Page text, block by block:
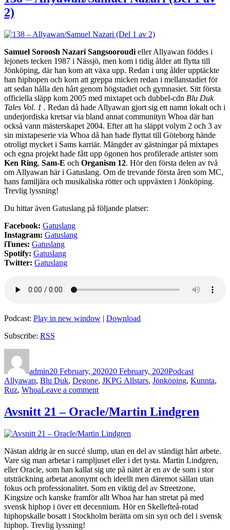
2)
Samuel Soroosh Nazari Sangsooroudi eller Allyawan föddes i
lejonets tecken 1987 i Nässjö, men kom i tidig ålder att flytta till
Jönköping, där han kom att växa upp. Redan i ung ålder upptäckte
han hiphopen och kom att greppa micken redan i mellanstadiet för
att sedan hålla den hårt genom högstadiet och gymnasiet. Sitt första
officiella släpp kom 2005 med mixtapet och dubbel-cdn Blu Duk
Tales Vol. 1 . Redan då hade Allyawan gjort sig ett namn lokalt och i
underjordiska kretsar via bland annat communityn Whoa där han
också vann mästerskapet 2004. Efter att ha släppt volym 2 och 3 av
sin mixtapeserie via Whoa då han hade flyttat till Göteborg hände
otroligt mycket i Sams karriär. Mängder av gästningar på mixtapes
och egna projekt hade fått upp ögonen hos profilerade artister som
Ken Ring, Sam-E och Organism 12. Hör den första delen av två
om Allyawan här i Gatuslang. Om de trevande första åren som MC,
hans familjära och musikaliska rötter och uppväxten i Jönköping.
Trevlig lyssning!
Du hittar även Gatuslang på följande platser:
Facebook: Gatuslang
Instagram: Gatuslang
iTunes: Gatuslang
Spotify: Gatuslang
Twitter: Gatuslang
Podcast: Play in new window | Download
Subscribe: RSS
admin20 February, 202020 February, 2020Podcast
Allyawan, Blu Duk, Degone, JKPG Allstars, Jönköping, Kunnta,
Ruz, WhoaLeave a commenton
–
Allyawan/Samuel
(Del
av
2)
Avsnitt 21 – Oracle/Martin Lindgren
Nästan aldrig är en succé slump, utan en del av ständigt hårt arbete.
Vare sig man arbetar i rampljuset eller i det tysta. Martin Lindgren,
eller Oracle, som han kallat sig ute på nätet är en av de som i stor
utsträckning arbetat anonymt och ideellt men däremot sällan utan
fokus och professionalitet. Som en viktig del av Streetzone,
Kingsize och kanske framför allt Whoa har han stretat på med
svensk hiphop i över ett decennium. Hör en Skellefteå-rotad
hiphopskalle bosatt i Stockholm berätta om sin syn och del i svensk
hiphop. Trevlig lyssning!